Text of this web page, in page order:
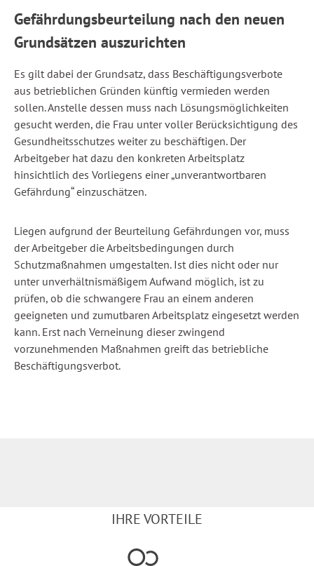
Gefährdungsbeurteilung nach den neuen
Grundsätzen auszurichten
Es gilt dabei der Grundsatz, dass Beschäftigungsverbote
aus betrieblichen Gründen künftig vermieden werden
sollen. Anstelle dessen muss nach Lösungsmöglichkeiten
gesucht werden, die Frau unter voller Berücksichtigung des
Gesundheitsschutzes weiter zu beschäftigen. Der
Arbeitgeber hat dazu den konkreten Arbeitsplatz
hinsichtlich des Vorliegens einer „unverantwortbaren
Gefährdung“ einzuschätzen.
Liegen aufgrund der Beurteilung Gefährdungen vor, muss
der Arbeitgeber die Arbeitsbedingungen durch
Schutzmaßnahmen umgestalten. Ist dies nicht oder nur
unter unverhältnismäßigem Aufwand möglich, ist zu
prüfen, ob die schwangere Frau an einem anderen
geeigneten und zumutbaren Arbeitsplatz eingesetzt werden
kann. Erst nach Verneinung dieser zwingend
vorzunehmenden Maßnahmen greift das betriebliche
Beschäftigungsverbot.
IHRE VORTEILE